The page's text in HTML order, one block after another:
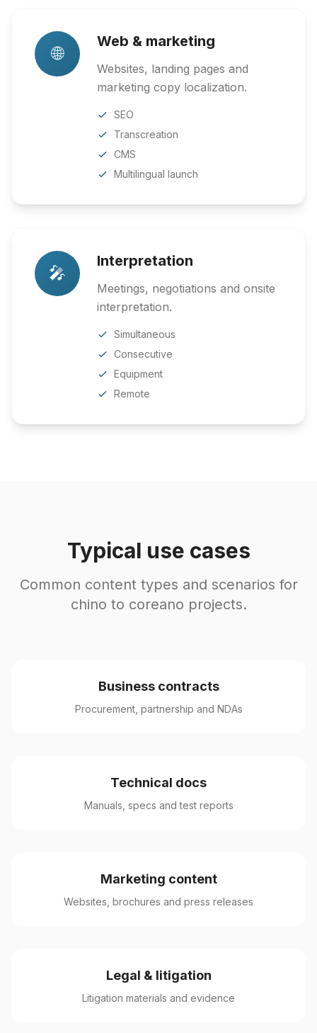
🌐
Web & marketing
Websites, landing pages and
marketing copy localization.
SEO
Transcreation
CMS
Multilingual launch
🎤
Interpretation
Meetings, negotiations and onsite
interpretation.
Simultaneous
Consecutive
Equipment
Remote
Typical use cases
Common content types and scenarios for
chino to coreano projects.
Business contracts
Procurement, partnership and NDAs
Technical docs
Manuals, specs and test reports
Marketing content
Websites, brochures and press releases
Legal & litigation
Litigation materials and evidence